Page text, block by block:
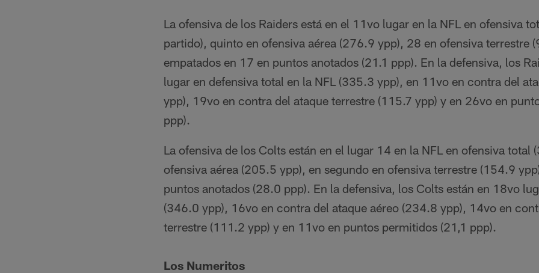
La ofensiva de los Raiders está en el 11vo lugar en la NFL en ofensiva
partido), quinto en ofensiva aérea (276.9 ypp), 28 en ofensiva terrestre
empatados en 17 en puntos anotados (21.1 ppp). En la defensiva, los
lugar en defensiva total en la NFL (335.3 ypp), en 11vo en contra del
ypp), 19vo en contra del ataque terrestre (115.7 ypp) y en 26vo en
ppp).
La ofensiva de los Colts están en el lugar 14 en la NFL en ofensiva total
ofensiva aérea (205.5 ypp), en segundo en ofensiva terrestre (154.9
puntos anotados (28.0 ppp). En la defensiva, los Colts están en 18vo
(346.0 ypp), 16vo en contra del ataque aéreo (234.8 ypp), 14vo en
terrestre (111.2 ypp) y en 11vo en puntos permitidos (21,1 ppp).
Los Numeritos